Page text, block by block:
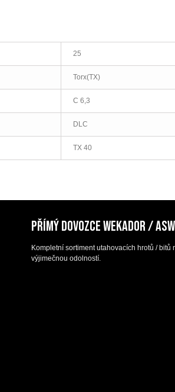
25
Torx(TX)
C 6,3
DLC
TX 40
PŘÍMÝ DOVOZCE WEKADOR / ASW
Kompletní sortiment utahovacích hrotů / bitů
výjimečnou odolností.